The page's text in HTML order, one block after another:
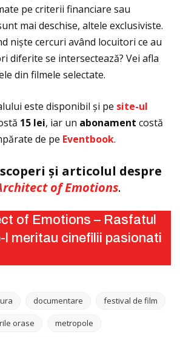
pe criterii financiare sau
mai deschise, altele exclusiviste.
niște cercuri având locuitori ce au
diferite se intersectează? Vei afla
din filmele selectate.
este disponibil și pe site-ul
15 lei, iar un abonament costă
de pe Eventbook.
și articolul despre
of Emotions.
of Emotions – Rasfatul
l meritau cinefilii pasionati
documentare festival de film
orase metropole